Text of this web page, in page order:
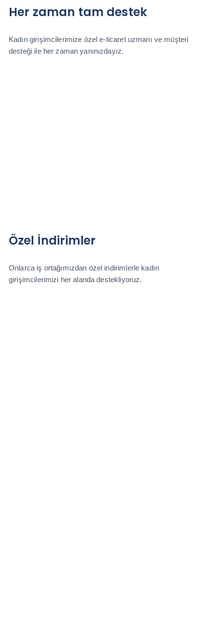
Her zaman tam destek
Kadın girişimcilerimize özel e-ticaret uzmanı ve müşteri
desteği ile her zaman yanınızdayız.
Özel İndirimler
Onlarca iş ortağımızdan özel indirimlerle kadın
girişimcilerimizi her alanda destekliyoruz.